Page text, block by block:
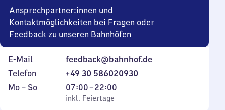
Ansprechpartner:innen und
Kontaktmöglichkeiten bei Fragen oder
Feedback zu unseren Bahnhöfen
E-Mail
feedback@bahnhof.de
Telefon
+49 30 586020930
Montag
Mo – So,
inkl. Feiertage
07:00–22:00
Von
7
inkl. Feiertage